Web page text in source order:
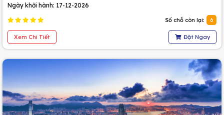
Ngày khởi hành: 17-12-2026
Số chỗ còn lại: 6
Xem Chi Tiết Đặt Ngay